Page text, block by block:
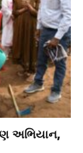
અભિયાન,